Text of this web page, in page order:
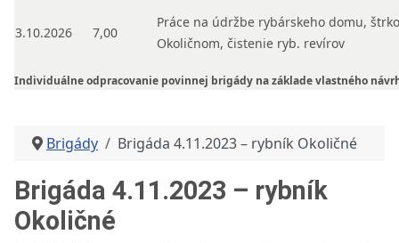
3.10.2026 7,00
Práce na údržbe rybárskeho domu,
Okoličnom, čistenie ryb. revírov
Individuálne odpracovanie povinnej brigády na základe vlastného
Brigády Brigáda 4.11.2023 – rybník Okoličné
Brigáda 4.11.2023 – rybník
Okoličné